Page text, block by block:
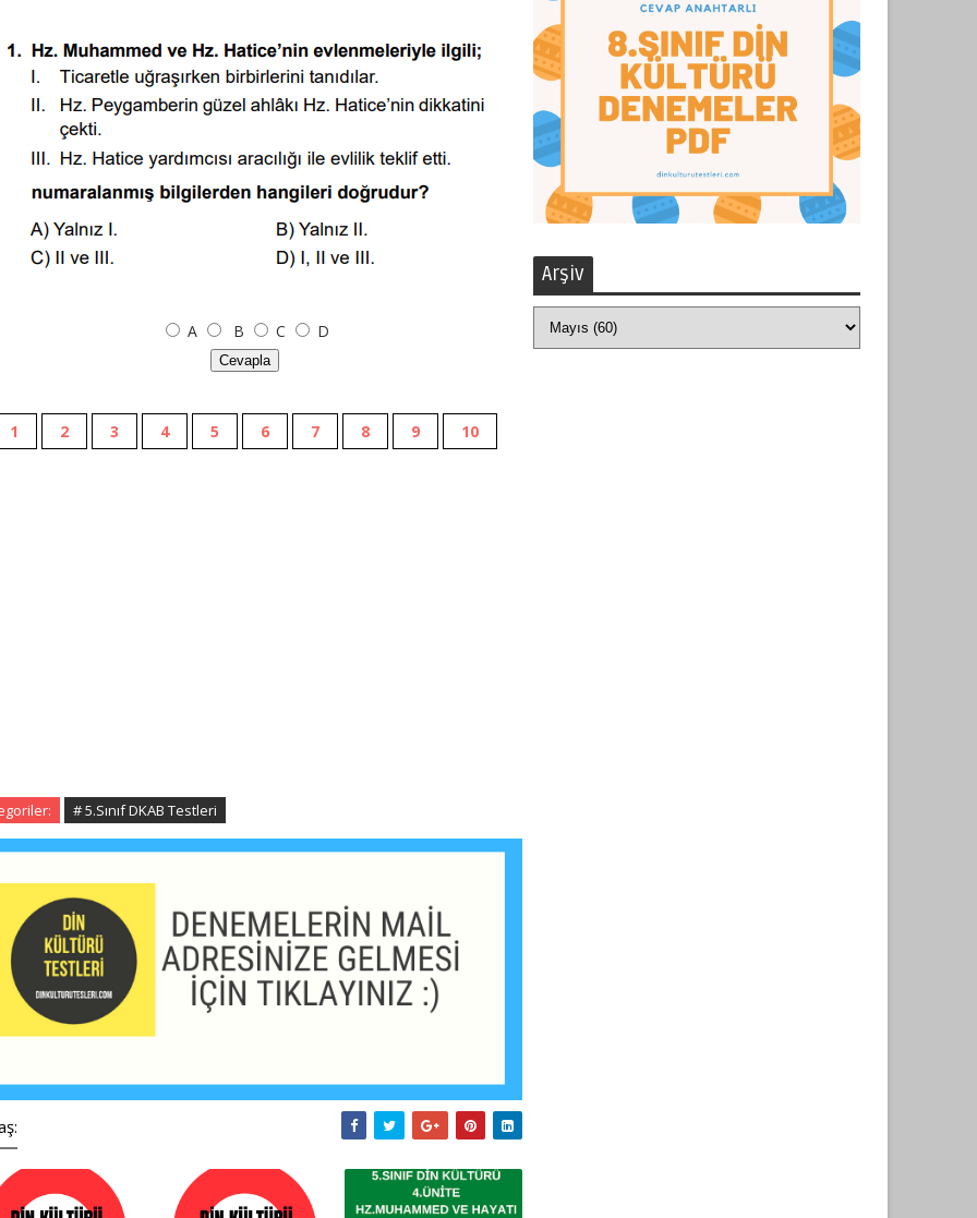
A B C D
Cevapla
1 2 3 4 5 6 7 8 9 10
# 5.Sınıf DKAB Testleri
Arşiv